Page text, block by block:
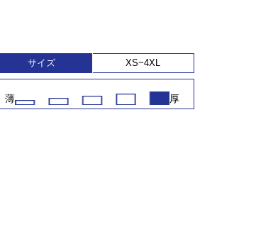
サイズ XS~4XL
薄 厚